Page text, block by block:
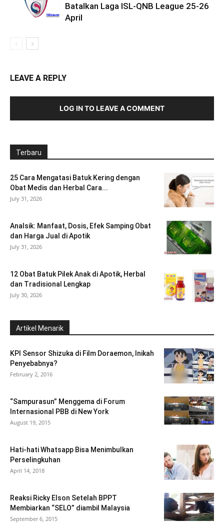
Batalkan Laga ISL-QNB League 25-26
April
LEAVE A REPLY
LOG IN TO LEAVE A COMMENT
Terbaru
25 Cara Mengatasi Batuk Kering dengan
Obat Medis dan Herbal Cara...
July 31, 2026
Analsik: Manfaat, Dosis, Efek Samping Obat
dan Harga Jual di Apotik
July 31, 2026
12 Obat Batuk Pilek Anak di Apotik, Herbal
dan Tradisional Lengkap
July 30, 2026
Artikel Menarik
KPI Sensor Shizuka di Film Doraemon, Inikah
Penyebabnya?
February 2, 2016
“Sampurasun” Menggema di Forum
Internasional PBB di New York
August 19, 2015
Hati-hati Whatsapp Bisa Menimbulkan
Perselingkuhan
April 14, 2018
Reaksi Ricky Elson Setelah BPPT
Membiarkan “SELO” diambil Malaysia
September 6, 2015